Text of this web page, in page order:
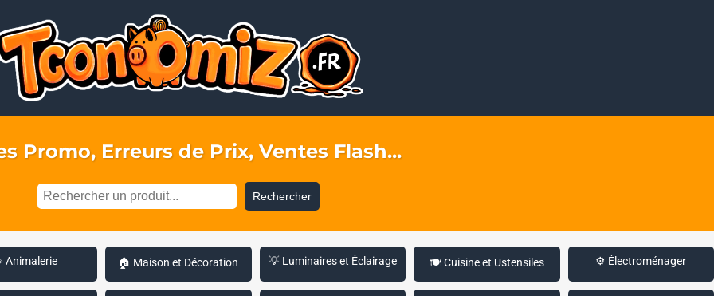
Promo, Erreurs de Prix, Ventes Flash...
Rechercher
Animalerie 🏠 Maison et Décoration 💡 Luminaires et Éclairage 🍽️ Cuisine et Ustensiles ⚙️ Électroménager